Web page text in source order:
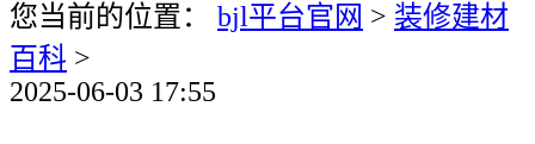
您当前的位置： bjl平台官网 > 装修建材
百科 >
2025-06-03 17:55